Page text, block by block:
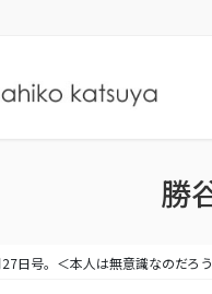
勝
日号。＜本人は無意識なのだろ